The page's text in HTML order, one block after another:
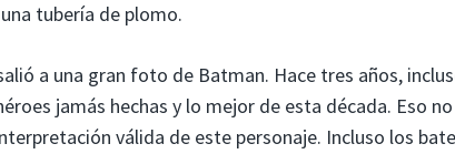
tubería de plomo.
a una gran foto de Batman. Hace tres años,
jamás hechas y lo mejor de esta década. Eso
válida de este personaje. Incluso los